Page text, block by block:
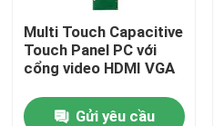
Liên hệ chúng tôi
Tin tức
Multi Touch Capacitive
Touch Panel PC với
cổng video HDMI VGA
Gửi yêu cầu